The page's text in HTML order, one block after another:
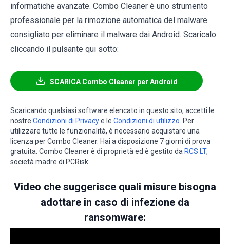
informatiche avanzate. Combo Cleaner è uno strumento
professionale per la rimozione automatica del malware
consigliato per eliminare il malware dai Android. Scaricalo
cliccando il pulsante qui sotto:
SCARICA Combo Cleaner per Android
Scaricando qualsiasi software elencato in questo sito, accetti le
nostre Condizioni di Privacye le Condizioni di utilizzo . Per
utilizzare tutte le funzionalità, è necessario acquistare una
licenza per Combo Cleaner. Hai a disposizione 7 giorni di prova
gratuita. Combo Cleaner è di proprietà ed è gestito da RCS LT,
società madre di PCRisk.
Video che suggerisce quali misure bisogna
adottare in caso di infezione da
ransomware: